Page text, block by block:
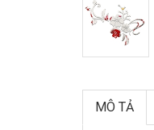
MÔ TẢ